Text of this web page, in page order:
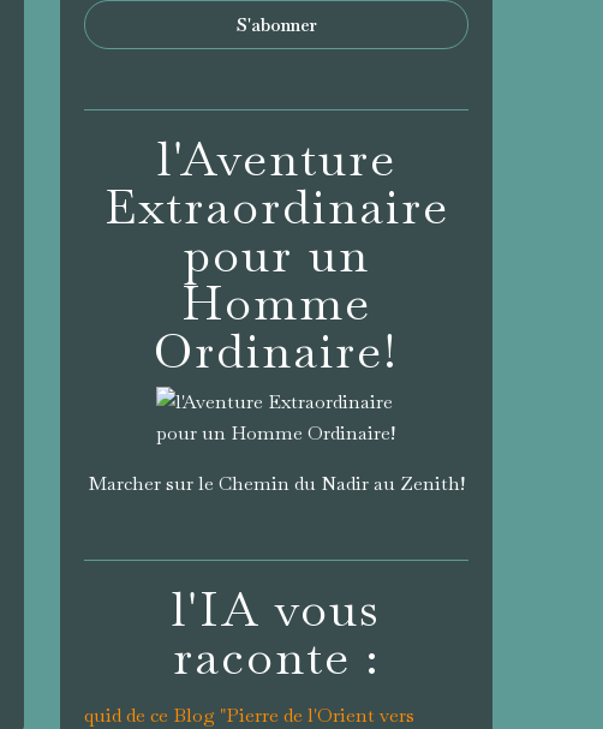
l'Aventure
Extraordinaire
pour un
Homme
Ordinaire!
Marcher sur le Chemin du Nadir au Zenith!
l'IA vous
raconte :
quid de ce Blog "Pierre de l'Orient vers